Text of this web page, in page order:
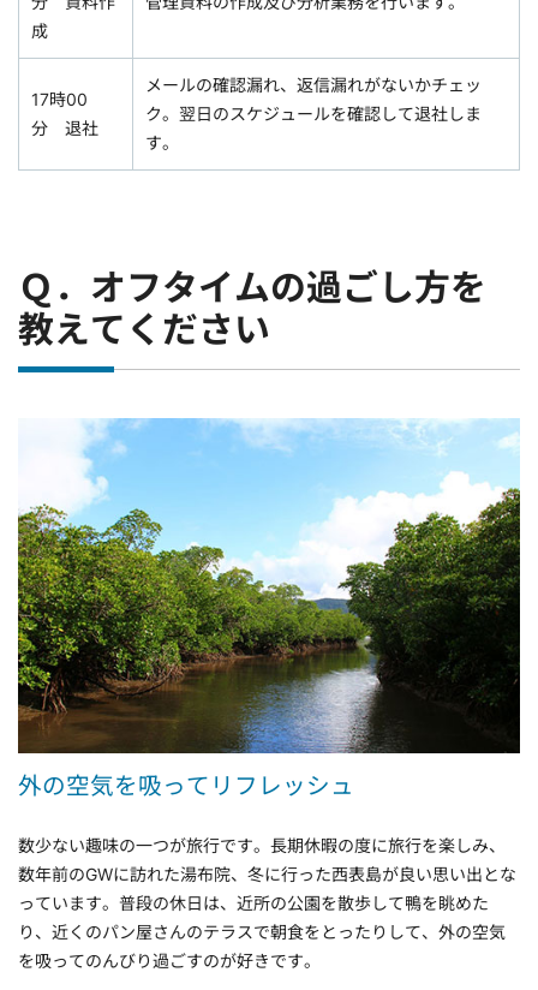
成
17時00
分 退社
メールの確認漏れ、返信漏れがないかチェッ
ク。翌日のスケジュールを確認して退社しま
す。
Ｑ．オフタイムの過ごし方を
教えてください
外の空気を吸ってリフレッシュ
数少ない趣味の一つが旅行です。長期休暇の度に旅行を楽しみ、
数年前のGWに訪れた湯布院、冬に行った西表島が良い思い出とな
っています。普段の休日は、近所の公園を散歩して鴨を眺めた
り、近くのパン屋さんのテラスで朝食をとったりして、外の空気
を吸ってのんびり過ごすのが好きです。